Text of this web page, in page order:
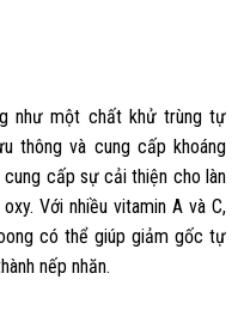
như một chất khử trùng tự
thông và cung cấp khoáng
cấp sự cải thiện cho làn
Với nhiều vitamin A và C,
có thể giúp giảm gốc tự
nếp nhăn.